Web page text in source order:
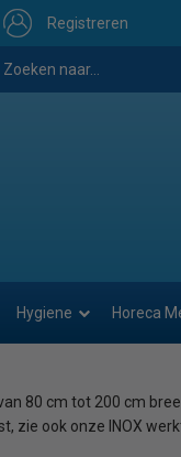
Registreren
Hygiene Horeca
80 cm tot 200 cm
zie ook onze INOX